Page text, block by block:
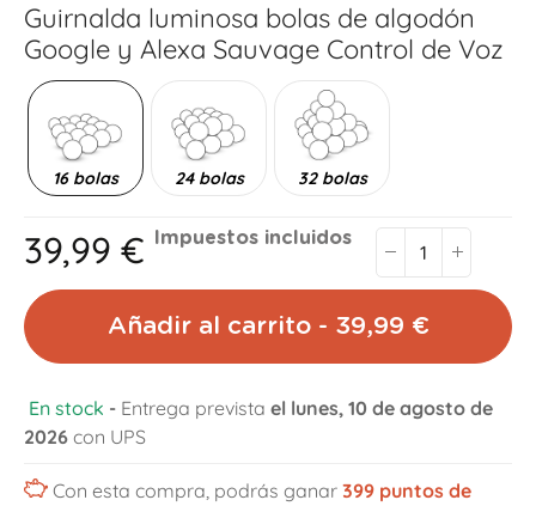
Guirnalda luminosa bolas de algodón
Google y Alexa Sauvage Control de Voz
16 bolas 24 bolas 32 bolas
39,99 € Impuestos incluidos
Añadir al carrito - 39,99 €
En stock - Entrega prevista el lunes, 10 de agosto de
2026 con UPS
Con esta compra, podrás ganar 399puntos de